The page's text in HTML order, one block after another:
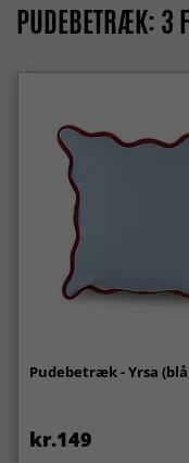
PUDEBETRÆK:
Pudebetræk - Yrsa
kr.149